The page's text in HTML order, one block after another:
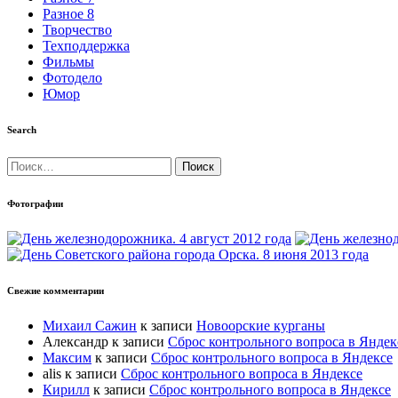
Разное 8
Творчество
Техподдержка
Фильмы
Фотодело
Юмор
Search
Найти:
Фотографии
Свежие комментарии
Михаил Сажин к записи Новоорские курганы
Александр к записи Сброс контрольного вопроса в
Максим к записи Сброс контрольного вопроса в Яндексе
alis к записи Сброс контрольного вопроса в Яндексе
Кирилл к записи Сброс контрольного вопроса в Яндексе